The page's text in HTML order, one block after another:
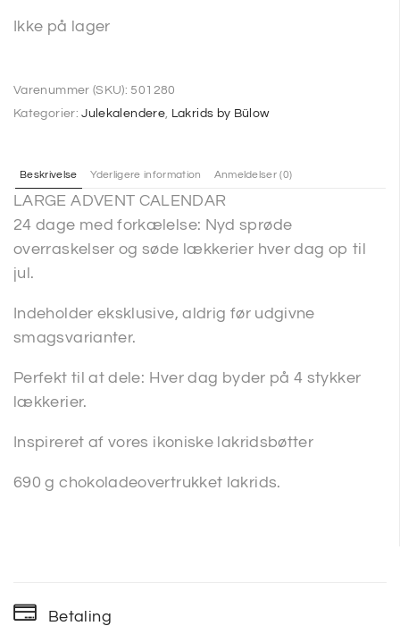
Ikke på lager
Varenummer (SKU): 501280
Kategorier:Julekalendere Lakrids by Bülow
Beskrivelse Yderligere information Anmeldelser (0)
LARGE ADVENT CALENDAR
24 dage med forkælelse: Nyd sprøde
overraskelser og søde lækkerier hver dag op til
jul.
Indeholder eksklusive, aldrig før udgivne
smagsvarianter.
Perfekt til at dele: Hver dag byder på 4 stykker
lækkerier.
Inspireret af vores ikoniske lakridsbøtter
690 g chokoladeovertrukket lakrids.
Betaling